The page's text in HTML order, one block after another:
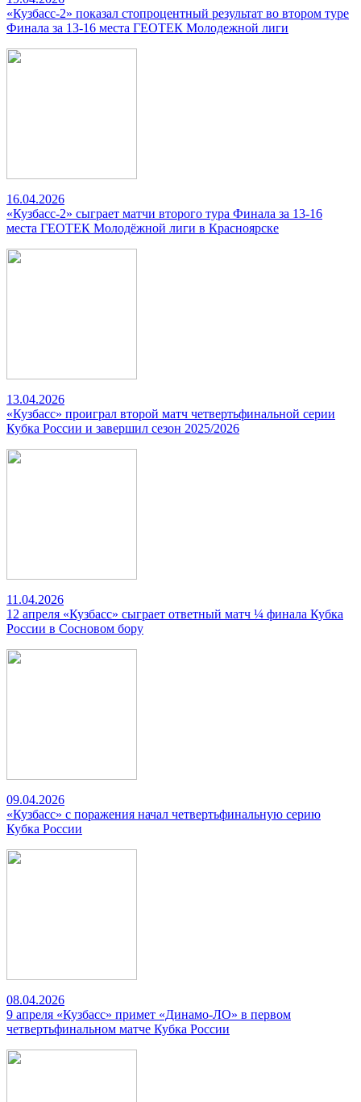
«Кузбасс-2» показал стопроцентный результат во втором туре
Финала за 13-16 места ГЕОТЕК Молодежной лиги
16.04.2026
«Кузбасс-2» сыграет матчи второго тура Финала за 13-16
места ГЕОТЕК Молодёжной лиги в Красноярске
13.04.2026
«Кузбасс» проиграл второй матч четвертьфинальной серии
Кубка России и завершил сезон 2025/2026
11.04.2026
12 апреля «Кузбасс» сыграет ответный матч ¼ финала Кубка
России в Сосновом бору
09.04.2026
«Кузбасс» с поражения начал четвертьфинальную серию
Кубка России
08.04.2026
9 апреля «Кузбасс» примет «Динамо-ЛО» в первом
четвертьфинальном матче Кубка России